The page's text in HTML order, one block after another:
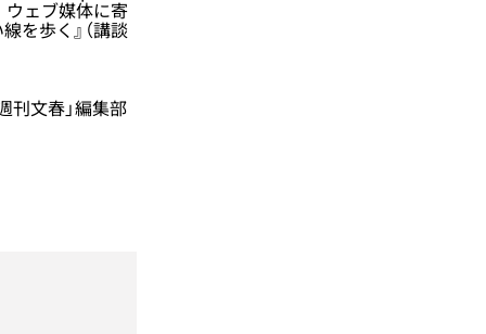
ェブ媒体に寄
を歩く』（講談
文春」編集部